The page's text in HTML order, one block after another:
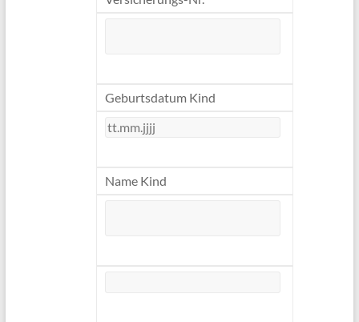
Geburtsdatum Kind
Name Kind